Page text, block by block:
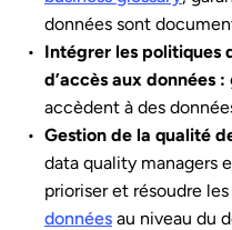
données sont
Intégrer les politiques
d’accès aux données :
accèdent à des
Gestion de la qualité
data quality managers
prioriser et résoudre
données au niveau du